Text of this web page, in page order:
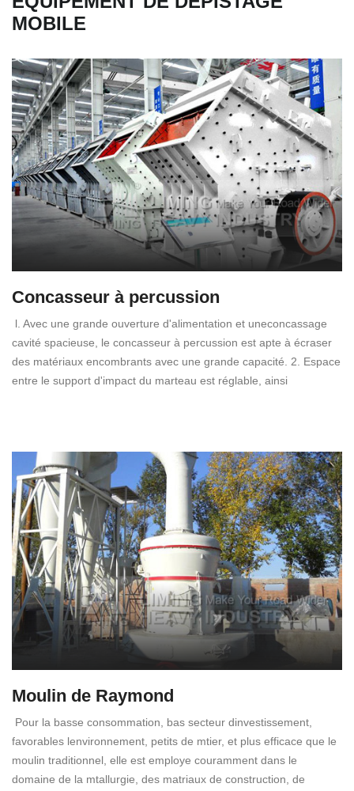
MOBILE
Concasseur à percussion
l. Avec une grande ouverture d'alimentation et uneconcassage
cavité spacieuse, le concasseur à percussion est apte à écraser
des matériaux encombrants avec une grande capacité. 2. Espace
entre le support d'impact du marteau est réglable, ainsi
Moulin de Raymond
Pour la basse consommation, bas secteur dinvestissement,
favorables lenvironnement, petits de mtier, et plus efficace que le
moulin traditionnel, elle est employe couramment dans le
domaine de la mtallurgie, des matriaux de construction, de